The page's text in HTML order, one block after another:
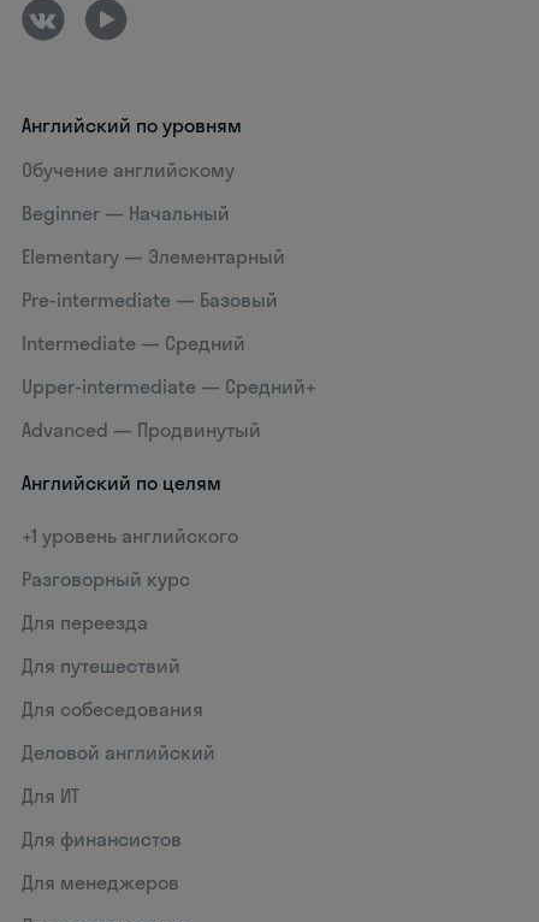
Английский по уровням
Обучение английскому
Beginner — Начальный
Elementary — Элементарный
Pre-intermediate — Базовый
Intermediate — Средний
Upper-intermediate — Средний+
Advanced — Продвинутый
Английский по целям
+1 уровень английского
Разговорный курс
Для переезда
Для путешествий
Для собеседования
Деловой английский
Для ИТ
Для финансистов
Для менеджеров